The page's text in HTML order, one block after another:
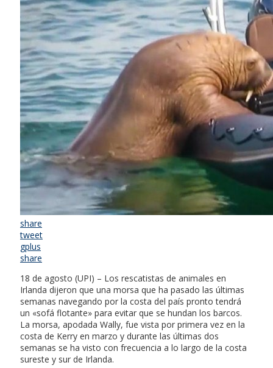
share
tweet
gplus
share
18 de agosto (UPI) – Los rescatistas de animales en
Irlanda dijeron que una morsa que ha pasado las últimas
semanas navegando por la costa del país pronto tendrá
un «sofá flotante» para evitar que se hundan los barcos.
La morsa, apodada Wally, fue vista por primera vez en la
costa de Kerry en marzo y durante las últimas dos
semanas se ha visto con frecuencia a lo largo de la costa
sureste y sur de Irlanda.